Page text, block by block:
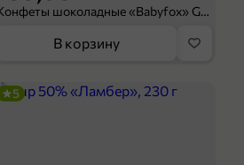
Конфеты шоколадные «Babyfox» Galaxy sphere с фундуком, 130 г
В корзину
5